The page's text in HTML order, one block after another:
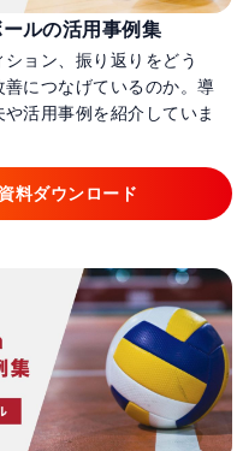
ルの活用事例集
ョン、振り返りをどう
善につなげているのか。導
や活用事例を紹介していま
資料ダウンロード